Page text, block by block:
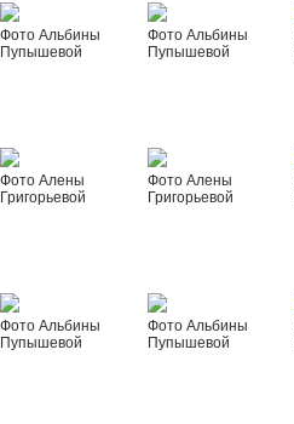
Фото Альбины
Пупышевой
Фото Альбины
Пупышевой
Фото Алены
Григорьевой
Фото Алены
Григорьевой
Фото Альбины
Пупышевой
Фото Альбины
Пупышевой